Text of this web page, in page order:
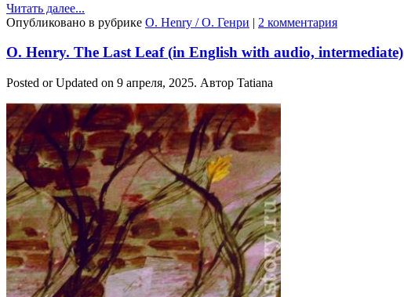
Читать далее...
Опубликовано в рубрике O. Henry / О. Генри | 2 комментария
O. Henry. The Last Leaf (in English with audio, intermediate)
Posted or Updated on 9 апреля, 2025. Автор Tatiana